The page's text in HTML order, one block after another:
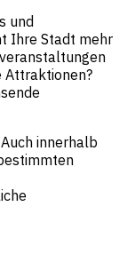
und
Ihre Stadt mehr
Attraktionen?
innerhalb